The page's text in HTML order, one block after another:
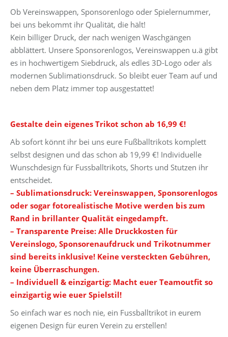
Ob Vereinswappen, Sponsorenlogo oder Spielernummer,
bei uns bekommt ihr Qualität, die hält!
Kein billiger Druck, der nach wenigen Waschgängen
abblättert. Unsere Sponsorenlogos, Vereinswappen u.ä gibt
es in hochwertigem Siebdruck, als edles 3D-Logo oder als
modernen Sublimationsdruck. So bleibt euer Team auf und
neben dem Platz immer top ausgestattet!
Gestalte dein eigenes Trikot schon ab 16,99 €!
Ab sofort könnt ihr bei uns eure Fußballtrikots komplett
selbst designen und das schon ab 19,99 €! Individuelle
Wunschdesign für Fussballtrikots, Shorts und Stutzen ihr
entscheidet.
– Sublimationsdruck: Vereinswappen, Sponsorenlogos
oder sogar fotorealistische Motive werden bis zum
Rand in brillanter Qualität eingedampft.
– Transparente Preise: Alle Druckkosten für
Vereinslogo, Sponsorenaufdruck und Trikotnummer
sind bereits inklusive! Keine versteckten Gebühren,
keine Überraschungen.
– Individuell & einzigartig: Macht euer Teamoutfit so
einzigartig wie euer Spielstil!
So einfach war es noch nie, ein Fussballtrikot in eurem
eigenen Design für euren Verein zu erstellen!